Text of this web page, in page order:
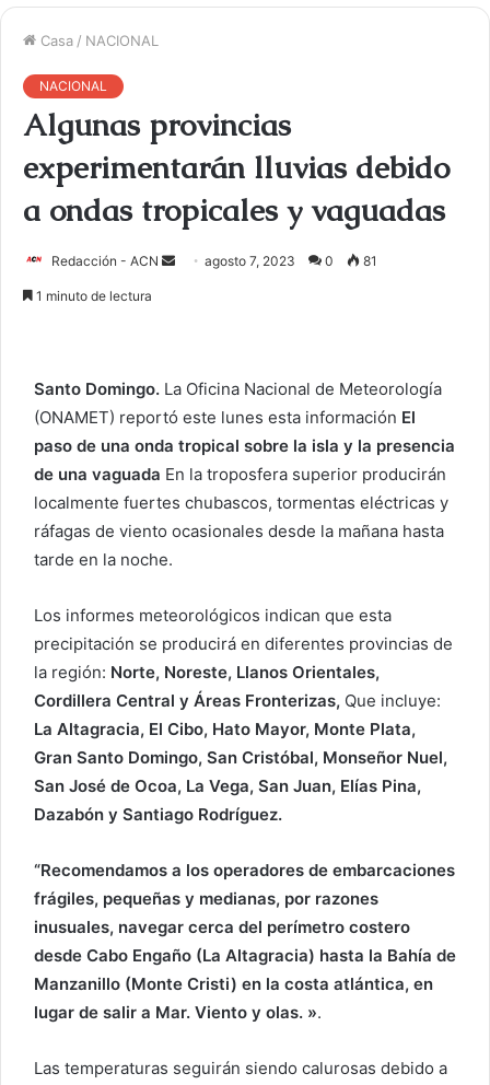
Casa / NACIONAL
NACIONAL
Algunas provincias
experimentarán lluvias debido
a ondas tropicales y vaguadas
Redacción - ACN
r
u
n
c
o
r
e
c
t
r
ó
n
c
o
agosto 7, 2023 0 81
1 minuto de lectura
Santo Domingo. La Oficina Nacional de Meteorología
(ONAMET) reportó este lunes esta información El
paso de una onda tropical sobre la isla y la presencia
de una vaguada En la troposfera superior producirán
localmente fuertes chubascos, tormentas eléctricas y
ráfagas de viento ocasionales desde la mañana hasta
tarde en la noche.
Los informes meteorológicos indican que esta
precipitación se producirá en diferentes provincias de
la región: Norte, Noreste, Llanos Orientales,
Cordillera Central y Áreas Fronterizas, Que incluye:
La Altagracia, El Cibo, Hato Mayor, Monte Plata,
Gran Santo Domingo, San Cristóbal, Monseñor Nuel,
San José de Ocoa, La Vega, San Juan, Elías Pina,
Dazabón y Santiago Rodríguez.
“Recomendamos a los operadores de embarcaciones
frágiles, pequeñas y medianas, por razones
inusuales, navegar cerca del perímetro costero
desde Cabo Engaño (La Altagracia) hasta la Bahía de
Manzanillo (Monte Cristi) en la costa atlántica, en
lugar de salir a Mar. Viento y olas. ».
Las temperaturas seguirán siendo calurosas debido a